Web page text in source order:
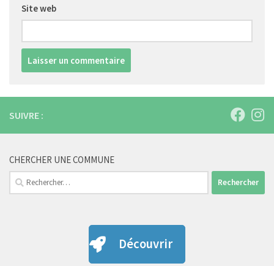
Site web
SUIVRE :
CHERCHER UNE COMMUNE
Rechercher :
Découvrir